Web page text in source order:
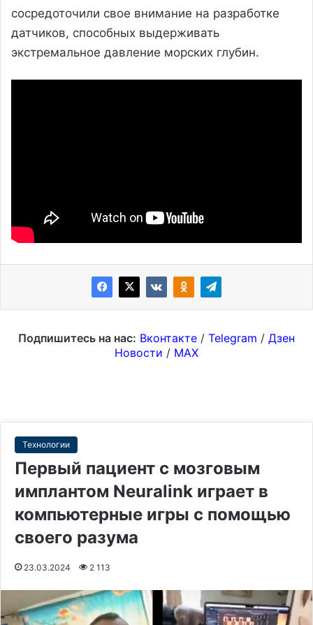
сосредоточили свое внимание на разработке
датчиков, способных выдерживать
экстремальное давление морских глубин.
Подпишитесь на нас: Вконтакте / Telegram / Дзен
Новости / MAX